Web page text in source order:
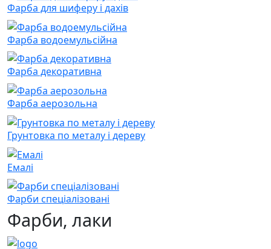
Фарба для шиферу і дахів
Фарба водоемульсійна
Фарба декоративна
Фарба аерозольна
Грунтовка по металу і дереву
Емалі
Фарби спеціалізовані
Фарби, лаки